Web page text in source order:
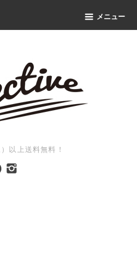
メニュー
以上送料無料！